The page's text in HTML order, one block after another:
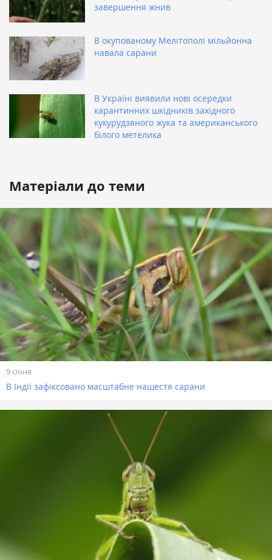
завершення жнив
В окупованому Мелітополі мільйонна
навала сарани
В Україні виявили нові осередки
карантинних шкідників західного
кукурудзяного жука та американського
білого метелика
Матеріали до теми
9 січня
В Індії зафіксовано масштабне нашестя сарани